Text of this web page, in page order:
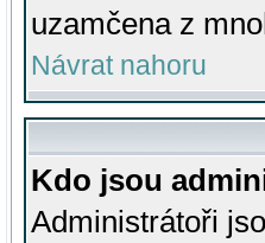
uzamčena z
Návrat nahoru
Kdo jsou
Administrátoři